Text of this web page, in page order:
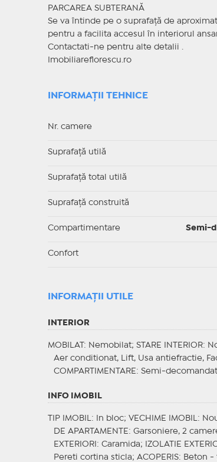
PARCAREA SUBTERANĂ
Se va întinde pe o suprafață de
pentru a facilita accesul în interiorul
Contactati-ne pentru alte detalii .
Imobiliareflorescu.ro
INFORMAȚII TEHNICE
Nr. camere
Suprafaţă utilă
Suprafaţă total utilă
Suprafaţă construită
Compartimentare Semi-
Confort
INFORMAŢII UTILE
INTERIOR
MOBILAT : Nemobilat; STARE INTERIOR:
Aer conditionat, Lift, Usa antiefractie,
COMPARTIMENTARE : Semi-
INFO IMOBIL
TIP IMOBIL : In bloc; VECHIME IMOBIL :
DE APARTAMENTE : Garsoniere, 2
EXTERIORI : Caramida; IZOLATIE
Pereti cortina sticla; ACOPERIS: Beton -